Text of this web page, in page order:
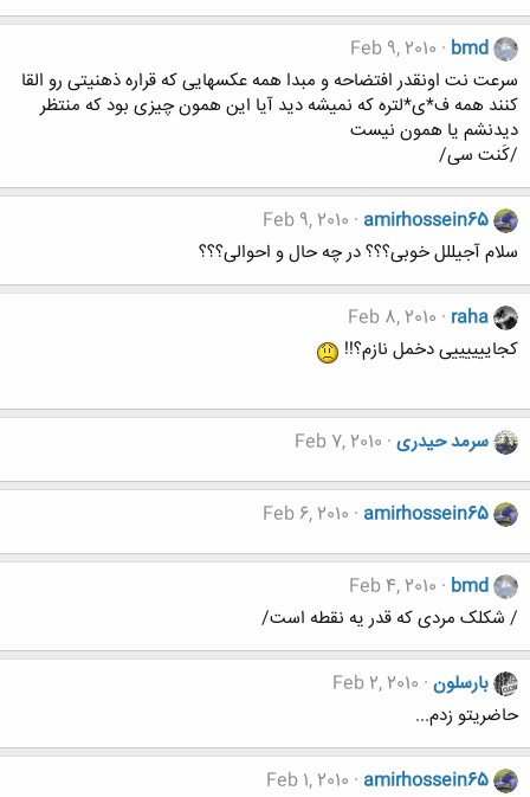
bmd
Feb 9, 2010
سرعت نت اونقدر افتضاحه و مبدا همه عکسهایی که قراره ذهنیتی رو القا
کنند همه ف*ی*لتره که نمیشه دید آیا این همون چیزی بود که منتظر
دیدنشم یا همون نیست
/کَنت سی/
amirhossein65
Feb 9, 2010
سلام آجیللل خوبی؟؟؟ در چه حال و احوالی؟؟؟
raha
Feb 8, 2010
کجاییییییی دخمل نازم؟!!
سرمد حیدری Feb 7, 2010
amirhossein65
Feb 6, 2010
bmd
Feb 4, 2010
/ شکلک مردی که قدر یه نقطه است/
بارسلون Feb 2, 2010
حاضریتو زدم...
amirhossein65
Feb 1, 2010